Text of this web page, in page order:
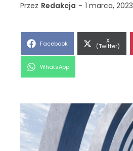
Przez Redakcja - 1 marca, 2023
Share
Facebook Share
on
X
(Twitter)
Share
WhatsApp